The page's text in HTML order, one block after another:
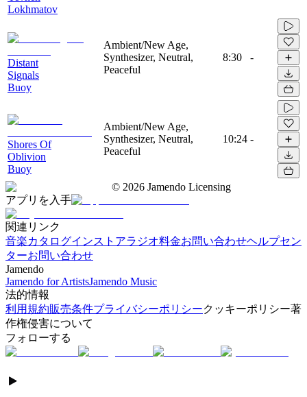
Lokhmatov
Distant
Signals
Buoy
Ambient/New Age,
Synthesizer, Neutral,
Peaceful
8:30 -
Shores Of
Oblivion
Buoy
Ambient/New Age,
Synthesizer, Neutral,
Peaceful
10:24 -
© 2026 Jamendo Licensing
アプリを入手
関連リンク
音楽カタログインストアラジオ料金お問い合わせヘルプセン
ターお問い合わせ
Jamendo
Jamendo for ArtistsJamendo Music
法的情報
利用規約販売条件プライバシーポリシークッキーポリシー著
作権侵害について
フォローする